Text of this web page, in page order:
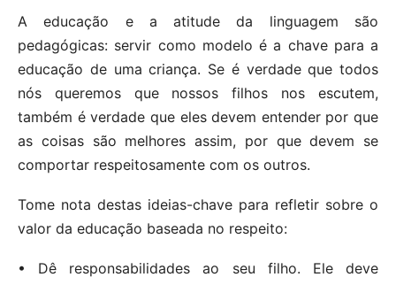
A educação e a atitude da linguagem são
pedagógicas: servir como modelo é a chave para a
educação de uma criança. Se é verdade que todos
nós queremos que nossos filhos nos escutem,
também é verdade que eles devem entender por que
as coisas são melhores assim, por que devem se
comportar respeitosamente com os outros.
Tome nota destas ideias-chave para refletir sobre o
valor da educação baseada no respeito:
• Dê responsabilidades ao seu filho. Ele deve